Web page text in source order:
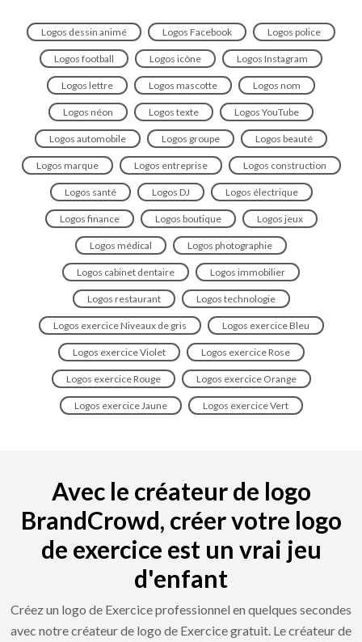
Logos dessin animé Logos Facebook Logos police
Logos football Logos icône Logos Instagram
Logos lettre Logos mascotte Logos nom
Logos néon Logos texte Logos YouTube
Logos automobile Logos groupe Logos beauté
Logos marque Logos entreprise Logos construction
Logos santé Logos DJ Logos électrique
Logos finance Logos boutique Logos jeux
Logos médical Logos photographie
Logos cabinet dentaire Logos immobilier
Logos restaurant Logos technologie
Logos exercice Niveaux de gris Logos exercice Bleu
Logos exercice Violet Logos exercice Rose
Logos exercice Rouge Logos exercice Orange
Logos exercice Jaune Logos exercice Vert
Avec le créateur de logo
BrandCrowd, créer votre logo
de exercice est un vrai jeu
d'enfant
Créez un logo de Exercice professionnel en quelques secondes
avec notre créateur de logo de Exercice gratuit. Le créateur de